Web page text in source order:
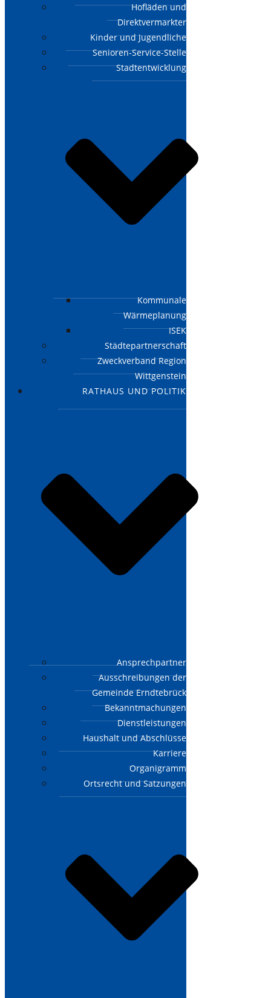
Hofläden und
Direktvermarkter
Kinder und Jugendliche
Senioren-Service-Stelle
Stadtentwicklung
Kommunale
Wärmeplanung
ISEK
Städtepartnerschaft
Zweckverband Region
Wittgenstein
RATHAUS UND POLITIK
Ansprechpartner
Ausschreibungen der
Gemeinde Erndtebrück
Bekanntmachungen
Dienstleistungen
Haushalt und Abschlüsse
Karriere
Organigramm
Ortsrecht und Satzungen